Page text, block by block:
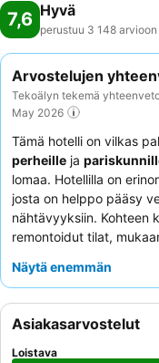
7,6 Hyvä
perustuu 3 148
Arvostelujen
Tekoälyn tekemä
May 2026
Tämä hotelli on vilkas
perheille ja
lomaa. Hotellilla on
josta on helppo pääsy
nähtävyyksiin. Kohteen
remontoidut tilat,
kehuvat jatkuvasti
erityisesti viimeisimpien
kokemusta varten
puolelta.
Näytä enemmän
Asiakasarvostelut
Loistava